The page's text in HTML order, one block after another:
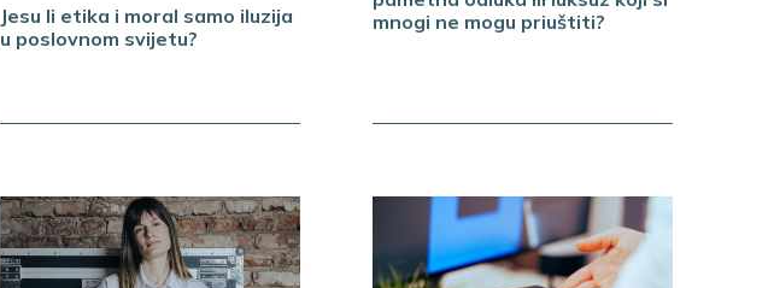
Jesu li etika i moral samo iluzija
u poslovnom svijetu?
mnogi ne mogu priuštiti?